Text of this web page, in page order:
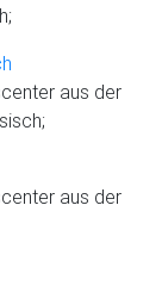
aus der
aus der